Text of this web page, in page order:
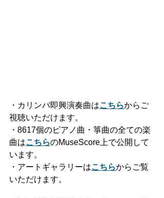
・カリンバ即興演奏曲はこちらからご
視聴いただけます。
・8617個のピアノ曲・箏曲の全ての楽
曲はこちらのMuseScore上で公開して
います。
・アートギャラリーはこちらからご覧
いただけます。